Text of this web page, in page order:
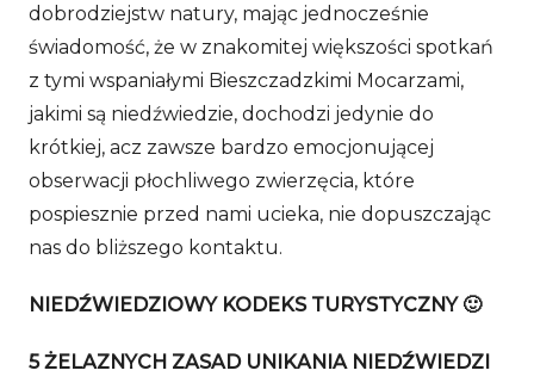
dobrodziejstw natury, mając jednocześnie
świadomość, że w znakomitej większości spotkań
z tymi wspaniałymi Bieszczadzkimi Mocarzami,
jakimi są niedźwiedzie, dochodzi jedynie do
krótkiej, acz zawsze bardzo emocjonującej
obserwacji płochliwego zwierzęcia, które
pospiesznie przed nami ucieka, nie dopuszczając
nas do bliższego kontaktu.
NIEDŹWIEDZIOWY KODEKS TURYSTYCZNY 🙂
5 ŻELAZNYCH ZASAD UNIKANIA NIEDŹWIEDZI